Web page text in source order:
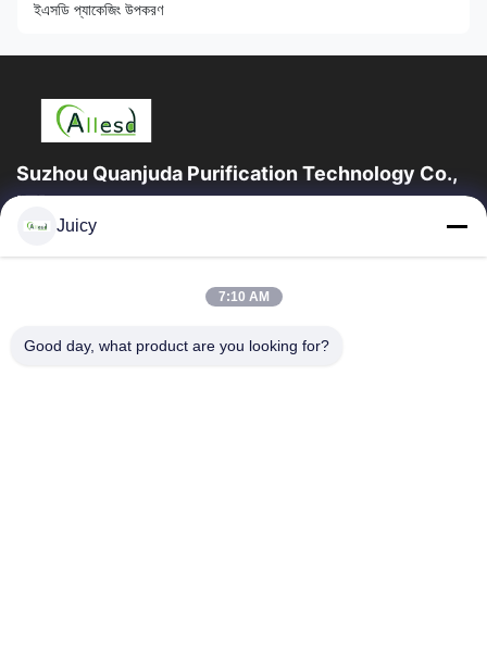
ইএসডি প্যাকেজিং উপকরণ
Suzhou Quanjuda Purification Technology Co.,
LTD
বাড়ি
পণ্য
Juicy
7:10 AM
Good day, what product are you looking for?